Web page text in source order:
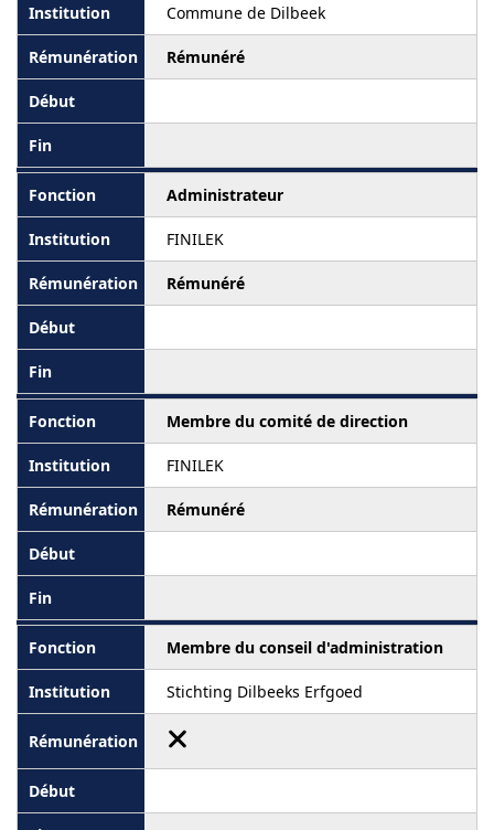
Commune de Dilbeek
Rémunéré
Administrateur
FINILEK
Rémunéré
Membre du comité de direction
FINILEK
Rémunéré
Membre du conseil d'administration
Stichting Dilbeeks Erfgoed